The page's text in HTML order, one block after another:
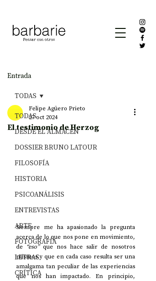
Entrada
TODAS
DESDE EL ALMACÉN
DOSSIER BRUNO LATOUR
FILOSOFÍA
HISTORIA
PSICOANÁLISIS
ENTREVISTAS
ARTE
FOTOGRAFÍA
LETRAS
CRÍTICA
TODAS
El testimonio de Herzog
Felipe Agüero Prieto
27 oct 2024
Siempre me ha apasionado la pregunta
acerca de lo que nos pone en movimiento,
de
“eso” que nos hace salir de nosotros
mismos y que en cada caso resulta ser una
amalgama tan peculiar de las experiencias
que nos han impactado. En principio,